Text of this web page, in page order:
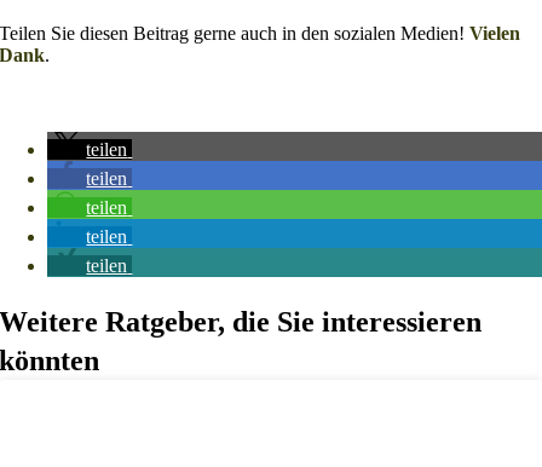
Teilen Sie diesen Beitrag gerne auch in den sozialen Medien!Vielen
Dank.
teilen
teilen
teilen
teilen
teilen
Weitere Ratgeber, die Sie interessieren
könnten